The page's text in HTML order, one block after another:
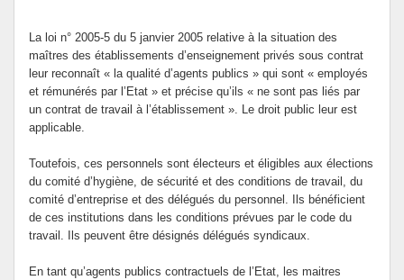
La loi n° 2005-5 du 5 janvier 2005 relative à la situation des
maîtres des établissements d’enseignement privés sous contrat
leur reconnaît « la qualité d’agents publics » qui sont « employés
et rémunérés par l’Etat » et précise qu’ils « ne sont pas liés par
un contrat de travail à l’établissement ». Le droit public leur est
applicable.
Toutefois, ces personnels sont électeurs et éligibles aux élections
du comité d’hygiène, de sécurité et des conditions de travail, du
comité d’entreprise et des délégués du personnel. Ils bénéficient
de ces institutions dans les conditions prévues par le code du
travail. Ils peuvent être désignés délégués syndicaux.
En tant qu’agents publics contractuels de l’Etat, les maitres